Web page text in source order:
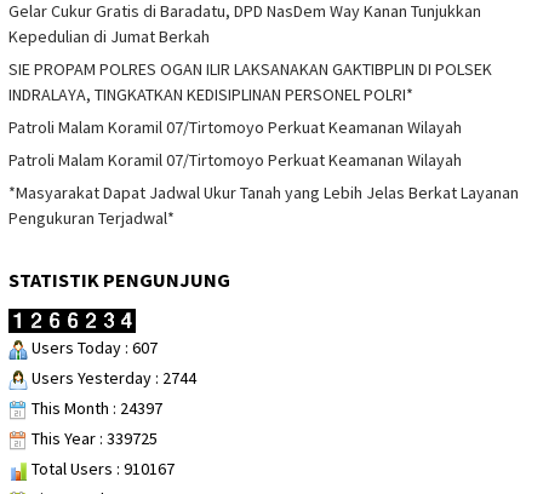
Gelar Cukur Gratis di Baradatu, DPD NasDem Way Kanan Tunjukkan
Kepedulian di Jumat Berkah
SIE PROPAM POLRES OGAN ILIR LAKSANAKAN GAKTIBPLIN DI POLSEK
INDRALAYA, TINGKATKAN KEDISIPLINAN PERSONEL POLRI*
Patroli Malam Koramil 07/Tirtomoyo Perkuat Keamanan Wilayah
Patroli Malam Koramil 07/Tirtomoyo Perkuat Keamanan Wilayah
*Masyarakat Dapat Jadwal Ukur Tanah yang Lebih Jelas Berkat Layanan
Pengukuran Terjadwal*
STATISTIK PENGUNJUNG
Users Today : 607
Users Yesterday : 2744
This Month : 24397
This Year : 339725
Total Users : 910167